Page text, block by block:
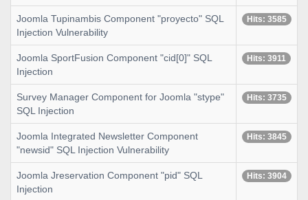
Joomla Tupinambis Component "proyecto" SQL
Injection Vulnerability
Hits: 3585
Joomla SportFusion Component "cid[0]" SQL
Injection
Hits: 3911
Survey Manager Component for Joomla "stype"
SQL Injection
Hits: 3735
Joomla Integrated Newsletter Component
"newsid" SQL Injection Vulnerability
Hits: 3845
Joomla Jreservation Component "pid" SQL
Injection
Hits: 3904